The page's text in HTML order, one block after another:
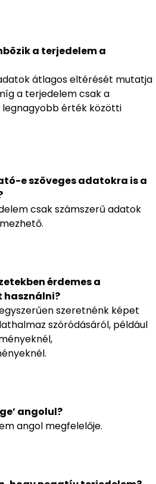
a terjedelem a
átlagos eltérését mutatja
a terjedelem csak a
legnagyobb érték közötti
e szöveges adatokra is a
csak számszerű adatok
érdemes a
használni?
szeretnénk képet
szóródásáról, például
angolul?
angol megfelelője.